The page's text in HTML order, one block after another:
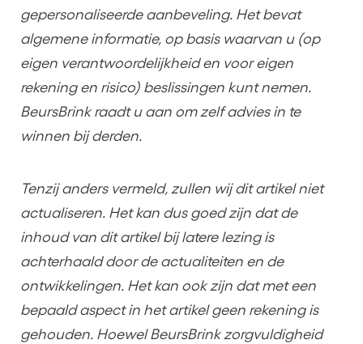
gepersonaliseerde aanbeveling. Het bevat
algemene informatie, op basis waarvan u (op
eigen verantwoordelijkheid en voor eigen
rekening en risico) beslissingen kunt nemen.
BeursBrink raadt u aan om zelf advies in te
winnen bij derden.
Tenzij anders vermeld, zullen wij dit artikel niet
actualiseren. Het kan dus goed zijn dat de
inhoud van dit artikel bij latere lezing is
achterhaald door de actualiteiten en de
ontwikkelingen. Het kan ook zijn dat met een
bepaald aspect in het artikel geen rekening is
gehouden. Hoewel BeursBrink zorgvuldigheid